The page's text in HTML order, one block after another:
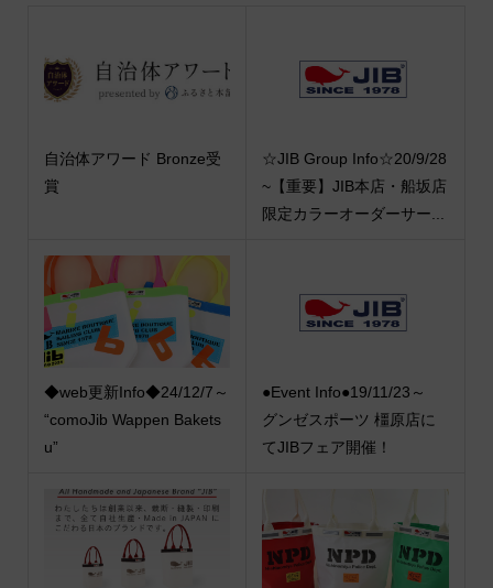
自治体アワード Bronze受
賞
☆JIB Group Info☆20/9/28
~【重要】JIB本店・船坂店
限定カラーオーダーサー...
◆web更新Info◆24/12/7～
“comoJib Wappen Bakets
u”
●Event Info●19/11/23～
グンゼスポーツ 橿原店に
てJIBフェア開催！